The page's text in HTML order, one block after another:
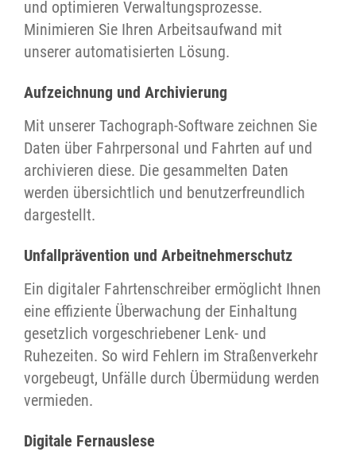
und optimieren Verwaltungsprozesse.
Minimieren Sie Ihren Arbeitsaufwand mit
unserer automatisierten Lösung.
Aufzeichnung und Archivierung
Mit unserer Tachograph-Software zeichnen Sie
Daten über Fahrpersonal und Fahrten auf und
archivieren diese. Die gesammelten Daten
werden übersichtlich und benutzerfreundlich
dargestellt.
Unfallprävention und Arbeitnehmerschutz
Ein digitaler Fahrtenschreiber ermöglicht Ihnen
eine effiziente Überwachung der Einhaltung
gesetzlich vorgeschriebener Lenk- und
Ruhezeiten. So wird Fehlern im Straßenverkehr
vorgebeugt, Unfälle durch Übermüdung werden
vermieden.
Digitale Fernauslese